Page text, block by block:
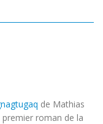
de Mathias
premier roman de la